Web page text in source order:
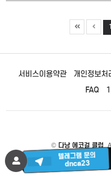
1
서비스이용약관 개인정보처
FAQ
© 다낭 에코걸 클럽.
텔레그램 문의
dnca23